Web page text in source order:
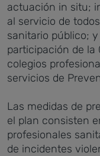
actuación in situ;
al servicio de
sanitario público;
participación de la
colegios
servicios de
Las medidas de
el plan consisten
profesionales
de incidentes